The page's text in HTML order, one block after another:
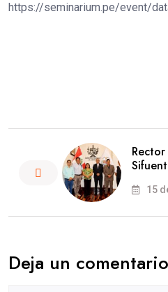
https://seminarium.pe/event/
Rector
15
Deja un comentario